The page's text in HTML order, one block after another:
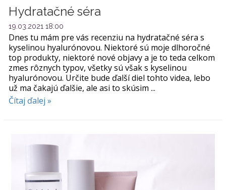
Hydratačné séra
19.03.2021 18:00
Dnes tu mám pre vás recenziu na hydratačné séra s
kyselinou hyalurónovou. Niektoré sú moje dlhoročné
top produkty, niektoré nové objavy a je to teda celkom
zmes rôznych typov, všetky sú však s kyselinou
hyalurónovou. Určite bude ďalší diel tohto videa, lebo
už ma čakajú ďalšie, ale asi to skúsim ...
Čítaj ďalej »